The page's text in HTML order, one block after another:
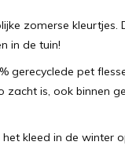
zomerse kleurtjes.
in de tuin!
gerecyclede pet
is, ook binnen
kleed in de winter